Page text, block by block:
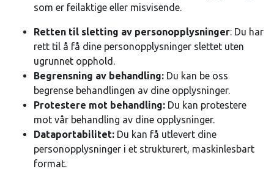
som er feilaktige eller misvisende.
Retten til sletting av personopplysninger: Du har
rett til å få dine personopplysninger slettet uten
ugrunnet opphold.
Begrensning av behandling: Du kan be oss
begrense behandlingen av dine opplysninger.
Protestere mot behandling: Du kan protestere
mot vår behandling av dine opplysninger.
Dataportabilitet: Du kan få utlevert dine
personopplysninger i et strukturert, maskinlesbart
format.